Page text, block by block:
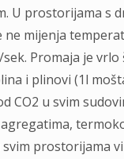
U prostorijama s
ne mijenja
Promaja je
i plinovi (1l
CO2 u svim
prostorijama